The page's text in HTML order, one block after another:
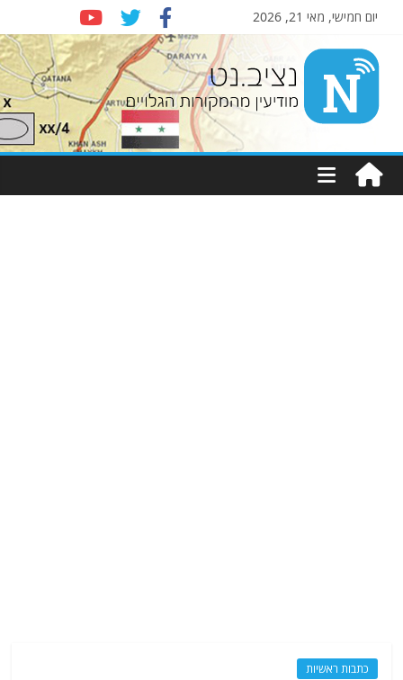
יום חמישי, מאי 21, 2026
Nziv.net
מודיעין
מהמקורות
כתבות ראשיות